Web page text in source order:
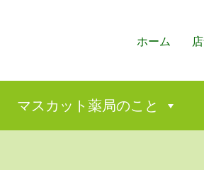
ホーム
マスカット薬局のこと